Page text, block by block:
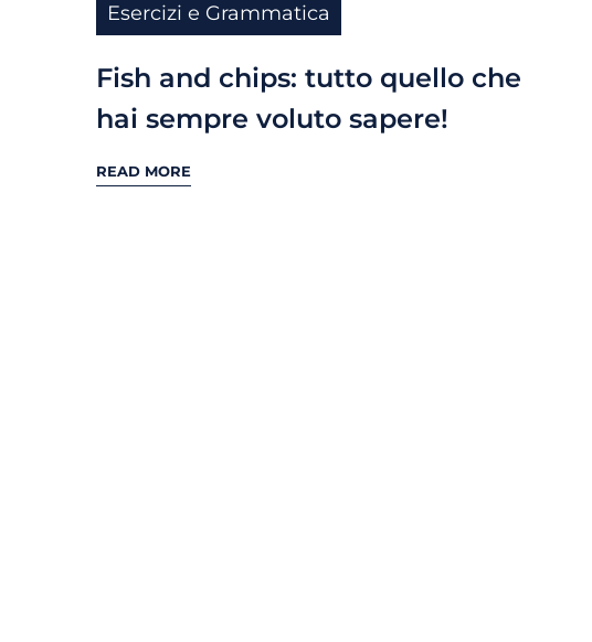
Esercizi e Grammatica
Fish and chips: tutto quello che
hai sempre voluto sapere!
READ MORE